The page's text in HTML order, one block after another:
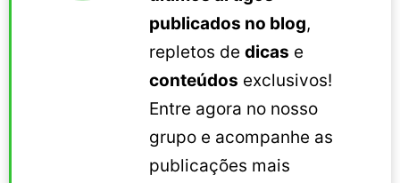
publicados no blog,
repletos dedicas e
conteúdos exclusivos!
Entre agora no nosso
grupo e acompanhe as
publicações mais